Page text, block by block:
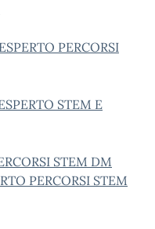
PERCORSI
STEM E
STEM DM
PERCORSI STEM